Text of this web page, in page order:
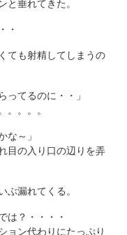
と垂れてきた。
・
ても射精してしまうの
ってるのに・・」
。。。。
～」
目の入り口の辺りを弄
ぶ漏れてくる。
は？・・・・
ョン代わりにたっぷり